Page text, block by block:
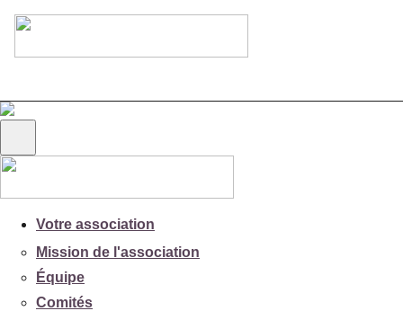
Votre association
Mission de l'association
Équipe
Comités